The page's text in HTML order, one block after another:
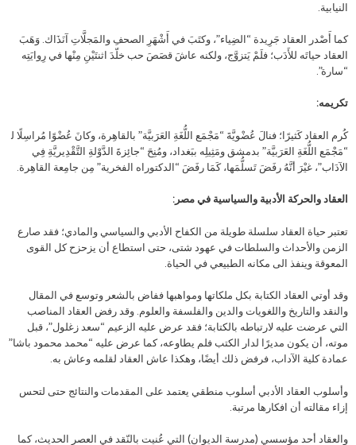
النيابية.
كما أَصْدر العقاد جَرِيدة “الضِياء”، وكتَبَ في أَشْهَرِ الصحفِ والمَجلَّاتِ آنَذَاك. وَهَبَ
العقاد حياتَه للأَدَب؛ فلَمْ يَتزوَّج، ولكنه عاشَ قصَصَ حب خلّدَ اثنتَيْنِ مِنْها في رِوايَتِه
“سارة”.
تكريمه:
كُرم العقاد كَثيرًا؛ فنالَ عُضْويَّةَ “مَجْمَع اللُّغَةِ العَرَبيَّة” بالقاهِرة، وكانَ عُضْوًا مُراسِلًا ﻟ
“مَجْمَع اللُّغَةِ العَرَبيَّة” بدمشق ومَثِيلِه ببَغداد، ومُنِحَ “جائِزةَ الدَّوْلةِ التَّقْدِيريَّةِ فِي
الآدَاب”، غيْرَ أنَّهُ رفَضَ تَسلُّمَها، كَمَا رفَضَ “الدكتوراه الفخرية” مِن جامِعة القاهِرة.
العقاد والحركة الأدبية والسياسية في مصر:
تعتبر حياة العقاد سلسلة طويلة من الكفاح الأدبي والسياسي والمادي؛ فقد صارع
الزمن والأحداث والسلطات في عهود شتى، حتى استطاع أن يزحزح كل القوى
المعوقة وينفذ الى مكانه الطبيعي في الحياة.
وقد أوتي العقاد الكتابة بكل ملكاتها ومواهبها ففاض بالشعر وتوسع في المقال
والنقد والتاريخ واللغويات والدين والفلسفة والعلوم. وقد رفض العقاد المناصب
التي عرضت عليه لارتباطه بالكتابة؛ فقد عرض عليه الزعيم “سعد زغلول”، قبل
موته، أن يكون مديرًا لدار الكتب فلم يطاوعه، كما عرض عليه “محمد محمود باشا”
عمادة كلية الآداب، فرفض ذلك أيضًا، وهكذا عاش العقاد لقلمه وعاش به.
وأسلوب العقاد الأدبي أسلوب منطقي يعتمد على المقدمات والنتائج حتى لتحس
إزاء مقالته أن افكارها مرتبة.
والعقاد أحد مؤسسي (مدرسة الديوان) التي عُنيت بالنّقد في العصر الحديث، كما